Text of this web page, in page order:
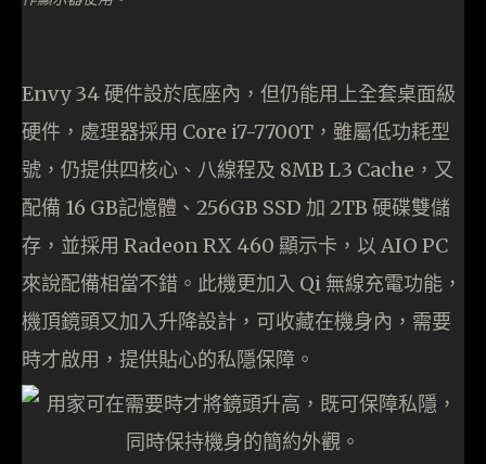
Envy 34 硬件設於底座內，但仍能用上全套桌面級
硬件，處理器採用 Core i7-7700T，雖屬低功耗型
號，仍提供四核心、八線程及 8MB L3 Cache，又
配備 16 GB記憶體、256GB SSD 加 2TB 硬碟雙儲
存，並採用 Radeon RX 460 顯示卡，以 AIO PC
來說配備相當不錯。此機更加入 Qi 無線充電功能，
機頂鏡頭又加入升降設計，可收藏在機身內，需要
時才啟用，提供貼心的私隱保障。